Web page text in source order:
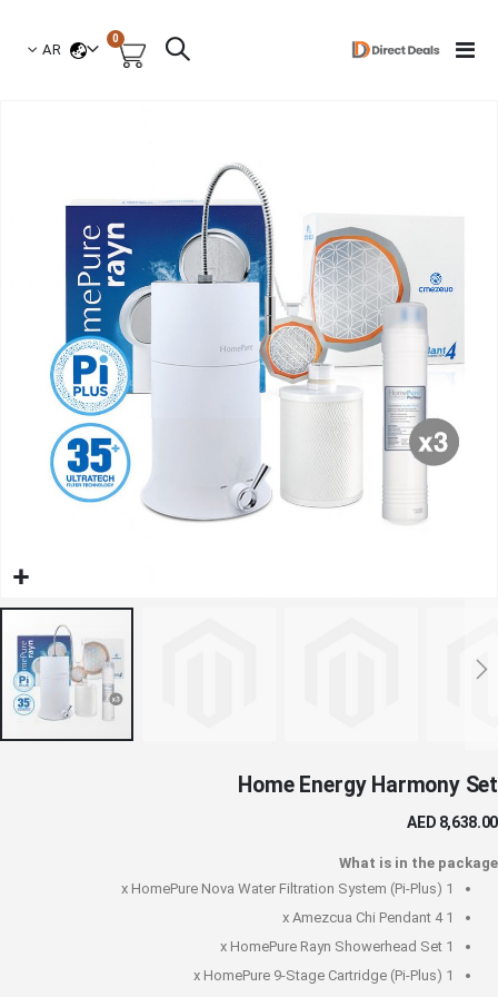
Toggle
السلة
0العناصر
لغة
AR
إلى
معرض
الصور
Home Energy Harmony Set
AED 8,638.00
What is in the package
1 x
HomePure Nova Water Filtration System (Pi-Plus)
1 x
Amezcua Chi Pendant 4
1 x
HomePure Rayn Showerhead Set
1 x
HomePure 9-Stage Cartridge (Pi-Plus)